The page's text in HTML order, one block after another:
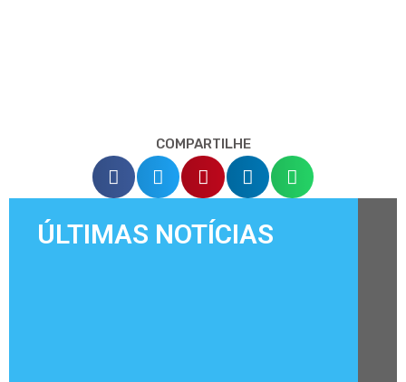
COMPARTILHE
ÚLTIMAS NOTÍCIAS